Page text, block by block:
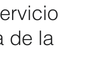
de la